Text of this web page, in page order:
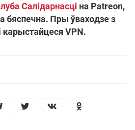
Салідарнасці на Patreon,
бяспечна. Пры ўваходзе з
карыстайцеся VPN.